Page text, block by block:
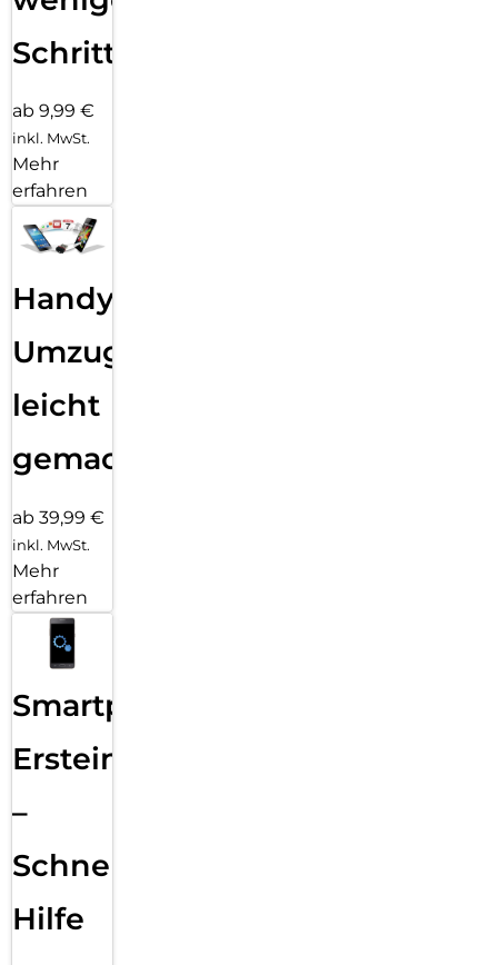
Schritten
ab 9,99 €
inkl. MwSt.
Mehr
erfahren
Handy
Umzug
leicht
gemacht!
ab 39,99 €
inkl. MwSt.
Mehr
erfahren
Smartphone
Ersteinrichtung
–
Schnelle
Hilfe